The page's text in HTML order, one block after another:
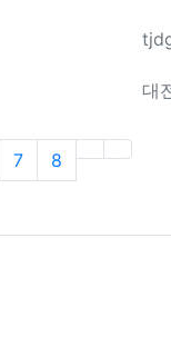
등
등
대
7 8